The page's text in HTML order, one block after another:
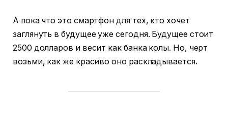
А пока что это смартфон для тех, кто хочет
заглянуть в будущее уже сегодня. Будущее стоит
2500 долларов и весит как банка колы. Но, черт
возьми, как же красиво оно раскладывается.